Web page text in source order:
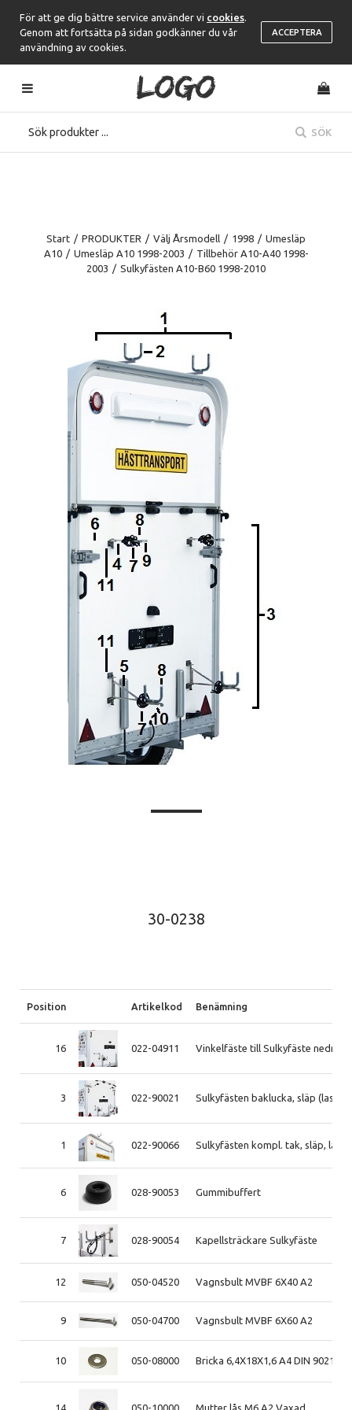
För att ge dig bättre service använder vi cookies
Genom att fortsätta på sidan godkänner du vår
användning av cookies.
ACCEPTERA
SÖK
Start / PRODUKTER / Välj Årsmodell / 1998 / Umesläp
A10 / Umesläp A10 1998-2003 / Tillbehör A10-A40 1998-
2003 / Sulkyfästen A10-B60 1998-2010
30-0238
Position Artikelkod Benämning
16 022-04911 Vinkelfäste till Sulkyfäste nedre,
3 022-90021 Sulkyfästen baklucka, släp
1 022-90066 Sulkyfästen kompl. tak, släp,
6 028-90053 Gummibuffert
7 028-90054 Kapellsträckare Sulkyfäste
12 050-04520 Vagnsbult MVBF 6X40 A2
9 050-04700 Vagnsbult MVBF 6X60 A2
10 050-08000 Bricka 6,4X18X1,6 A4 DIN 9021
14 050-10000 Mutter lås M6 A2 Vaxad